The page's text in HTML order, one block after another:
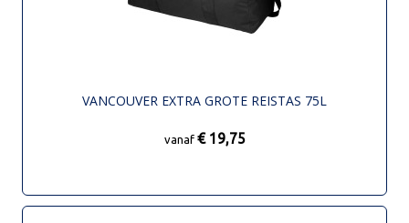
VANCOUVER EXTRA GROTE REISTAS 75L
vanaf € 19,75